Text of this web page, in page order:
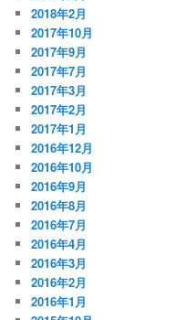
2018年2月
2017年10月
2017年9月
2017年7月
2017年3月
2017年2月
2017年1月
2016年12月
2016年10月
2016年9月
2016年8月
2016年7月
2016年4月
2016年3月
2016年2月
2016年1月